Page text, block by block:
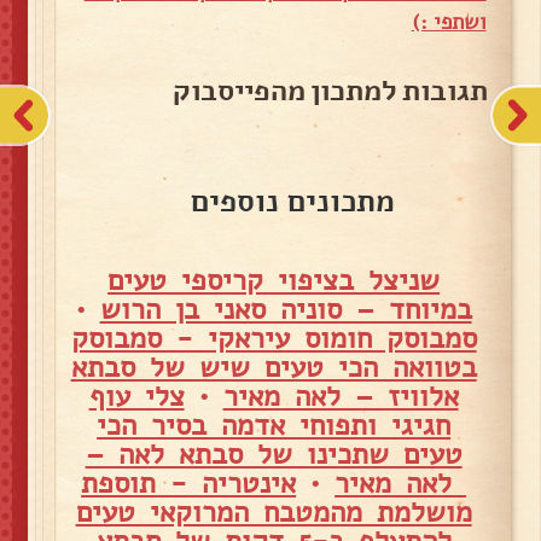
ושתפי :)
תגובות למתכון מהפייסבוק
מתכונים נוספים
שניצל בציפוי קריספי טעים
במיוחד – סוניה סאני בן הרוש •
סמבוסק חומוס עיראקי - סמבוסק
בטוואה הכי טעים שיש של סבתא
אלוויז – לאה מאיר •צלי עוף
חגיגי ותפוחי אדמה בסיר הכי
טעים שתכינו של סבתא לאה –
לאה מאיר •אינטריה - תוספת
מושלמת מהמטבח המרוקאי טעים